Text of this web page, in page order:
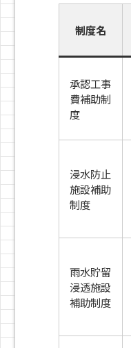
制度名
承認工事
費補助制
度
浸水防止
施設補助
制度
雨水貯留
浸透施設
補助制度